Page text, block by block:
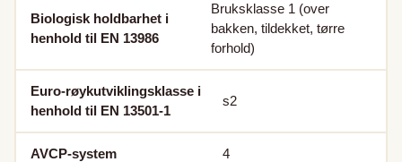
Biologisk holdbarhet i
henhold til EN 13986
Bruksklasse 1 (over
bakken, tildekket, tørre
forhold)
Euro-røykutviklingsklasse i
henhold til EN 13501-1
s2
AVCP-system 4